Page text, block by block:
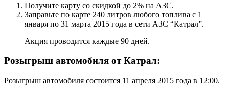
Получите карту со скидкой до 2% на АЗС.
Заправьте по карте 240 литров любого топлива с 1
января по 31 марта 2015 года в сети АЗС “Катрал”.
Акция проводится каждые 90 дней.
Розыгрыш автомобиля от Катрал:
Розыгрыш автомобиля состоится 11 апреля 2015 года в 12:00.